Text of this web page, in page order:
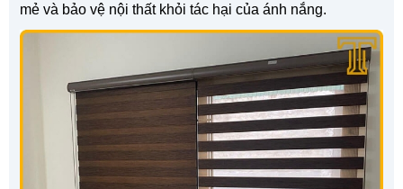
mẻ và bảo vệ nội thất khỏi tác hại của ánh nắng.